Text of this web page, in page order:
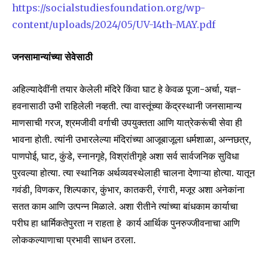
https://socialstudiesfoundation.org/wp-
content/uploads/2024/05/UV-14th-MAY.pdf
जनसामान्यांच्या सेवेसाठी
अहिल्यादेवींनी तयार केलेली मंदिरे किंवा घाट हे केवळ पूजा-अर्चा, यज्ञ-
हवनासाठी उभी राहिलेली नव्हती. त्या वास्तूंच्या केंद्रस्थानी जनसामान्य
माणसाची गरज, श्रमजीवी वर्गाची उपयुक्तता आणि यात्रेकरूंची सेवा ही
भावना होती. त्यांनी उभारलेल्या मंदिरांच्या आजूबाजूला धर्मशाळा, अन्नछत्र,
पाणपोई, घाट, कुंडे, स्नानगृहे, विश्रांतीगृहे अशा सर्व सार्वजनिक सुविधा
पुरवल्या होत्या. त्या स्थानिक अर्थव्यवस्थेलाही चालना देणाऱ्या होत्या. यातून
गवंडी, विणकर, शिल्पकार, कुंभार, कातकरी, रंगारी, मजूर अशा अनेकांना
सतत काम आणि उत्पन्न मिळाले. अशा रीतीने त्यांच्या बांधकाम कार्याचा
परीघ हा धार्मिकतेपुरता न राहता हे कार्य आर्थिक पुनरुज्जीवनाचा आणि
लोककल्याणाचा प्रभावी साधन ठरला.